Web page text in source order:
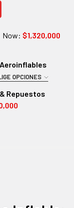
Now: $1,320,000
OPCIONES
Repuestos